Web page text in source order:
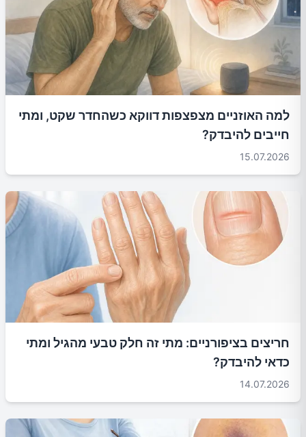
למה האוזניים מצפצפות דווקא כשהחדר שקט, ומתי
חייבים להיבדק?
15.07.2026
חריצים בציפורניים: מתי זה חלק טבעי מהגיל ומתי
כדאי להיבדק?
14.07.2026